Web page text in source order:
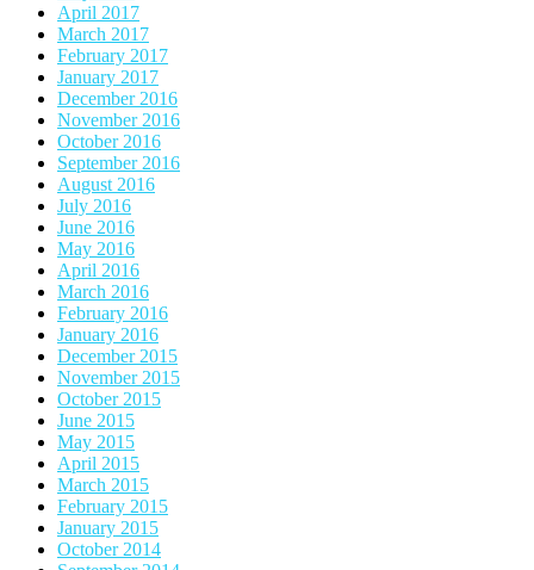
April 2017
March 2017
February 2017
January 2017
December 2016
November 2016
October 2016
September 2016
August 2016
July 2016
June 2016
May 2016
April 2016
March 2016
February 2016
January 2016
December 2015
November 2015
October 2015
June 2015
May 2015
April 2015
March 2015
February 2015
January 2015
October 2014